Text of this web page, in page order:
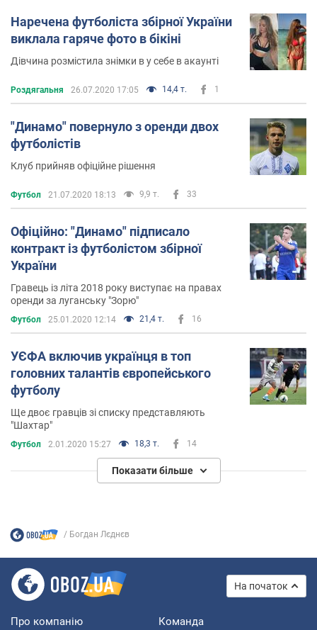
Наречена футболіста збірної України
виклала гаряче фото в бікіні
Дівчина розмістила знімки в у себе в акаунті
Роздягальня 26.07.2020 17:05 14,4 т. 1
"Динамо" повернуло з оренди двох
футболістів
Клуб прийняв офіційне рішення
Футбол 21.07.2020 18:13 9,9 т. 33
Офіційно: "Динамо" підписало
контракт із футболістом збірної
України
Гравець із літа 2018 року виступає на правах
оренди за луганську "Зорю"
Футбол 25.01.2020 12:14 21,4 т. 16
УЄФА включив українця в топ
головних талантів європейського
футболу
Ще двоє гравців зі списку представляють
"Шахтар"
Футбол 2.01.2020 15:27 18,3 т. 14
Показати більше
Богдан Лєднєв
На початок
Про компанію Команда